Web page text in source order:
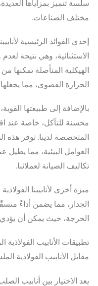
سلسة تتميز بمزاياها
مختلف الصناعات.
إحدى الفوائد الرئيسية
الاستثنائية، وهي نتيجة
الهيكلية المتأصلة
الحرارة القصوى، مما
بالإضافة إلى طبيعتها
محسنة للتآكل، خاصة عند
المتخصصة لدينا. توفر هذه
العوامل البيئية، مما يطيل
تكاليف الصيانة لعملائنا.
ميزة أخرى لأنابيبنا
الجدار، مما يضمن أداءً
الحرجة، حيث يمكن أن
مقابل الأنابيب الفولاذية
يعد الاختيار بين أنابيب